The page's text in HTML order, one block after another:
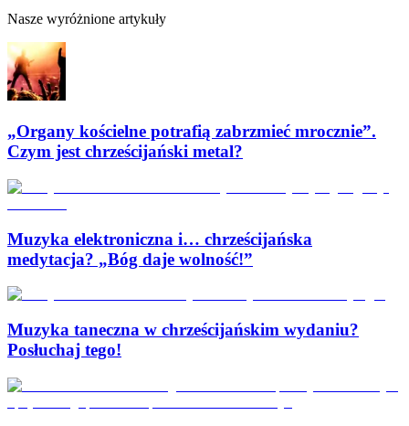
Nasze wyróżnione artykuły
„Organy kościelne potrafią zabrzmieć mrocznie”.
Czym jest chrześcijański metal?
Muzyka elektroniczna i… chrześcijańska
medytacja? „Bóg daje wolność!”
Muzyka taneczna w chrześcijańskim wydaniu?
Posłuchaj tego!